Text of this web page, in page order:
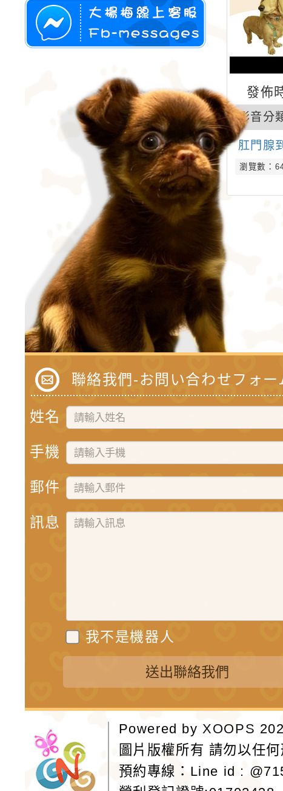
LINE好友
發佈
影音分
肛門腺
瀏覽數：
聯絡我們-お問い合わせフォー
姓名
手機
郵件
訊息
我不是機器人
送出聯絡我們
Powered byXOOPS
圖片版權所有 請勿以任
預約專線： Line id :